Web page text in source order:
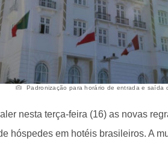
Padronização para horário de entrada e saída
nesta terça-feira (16) as novas
hóspedes em hotéis brasileiros. A